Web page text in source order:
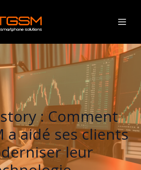
: Comment
a aidé ses clients
leur